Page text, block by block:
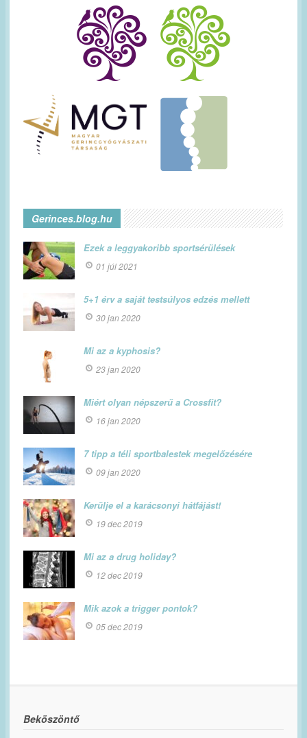
Gerinces.blog.hu
Ezek a leggyakoribb sportsérülések
01 júl 2021
5+1 érv a saját testsúlyos edzés mellett
30 jan 2020
Mi az a kyphosis?
23 jan 2020
Miért olyan népszerű a Crossfit?
16 jan 2020
7 tipp a téli sportbalestek megelőzésére
09 jan 2020
Kerülje el a karácsonyi hátfájást!
19 dec 2019
Mi az a drug holiday?
12 dec 2019
Mik azok a trigger pontok?
05 dec 2019
Beköszöntő